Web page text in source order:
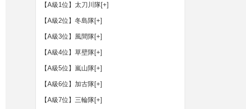
【A級1位】太刀川隊[+]
【A級2位】冬島隊[+]
【A級3位】風間隊[+]
【A級4位】草壁隊[+]
【A級5位】嵐山隊[+]
【A級6位】加古隊[+]
【A級7位】三輪隊[+]